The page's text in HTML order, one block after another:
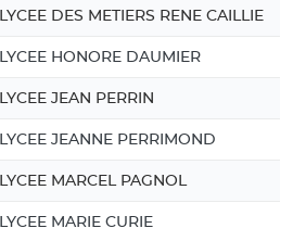
LYCEE DES METIERS RENE CAILLIE
LYCEE HONORE DAUMIER
LYCEE JEAN PERRIN
LYCEE JEANNE PERRIMOND
LYCEE MARCEL PAGNOL
LYCEE MARIE CURIE